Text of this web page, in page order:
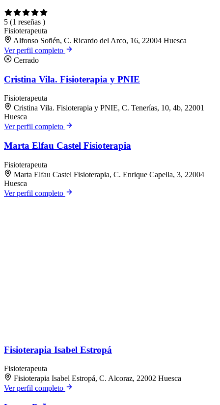
5 (1 reseñas )
Fisioterapeuta
Alfonso Soñén, C. Ricardo del Arco, 16, 22004 Huesca
Ver perfil completo
Cerrado
Cristina Vila. Fisioterapia y PNIE
Fisioterapeuta
Cristina Vila. Fisioterapia y PNIE, C. Tenerías, 10, 4b, 22001
Huesca
Ver perfil completo
Marta Elfau Castel Fisioterapia
Fisioterapeuta
Marta Elfau Castel Fisioterapia, C. Enrique Capella, 3, 22004
Huesca
Ver perfil completo
Fisioterapia Isabel Estropá
Fisioterapeuta
Fisioterapia Isabel Estropá, C. Alcoraz, 22002 Huesca
Ver perfil completo